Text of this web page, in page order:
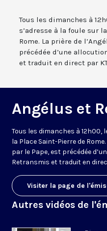
Tous les dimanches à
s’adresse à la foule sur
Rome. La prière de
précédée d’une
et traduit en direct par
Angélus et
Tous les dimanches à 12h00,
la Place Saint-Pierre de
par le Pape, est précédée
Retransmis et traduit en
Visiter la page de
Autres vidéos de